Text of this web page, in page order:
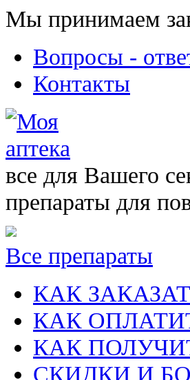
Мы принимаем
Вопросы -
Контакты
все для Вашего
препараты для
Все препараты
КАК
КАК
КАК
СКИДКИ И